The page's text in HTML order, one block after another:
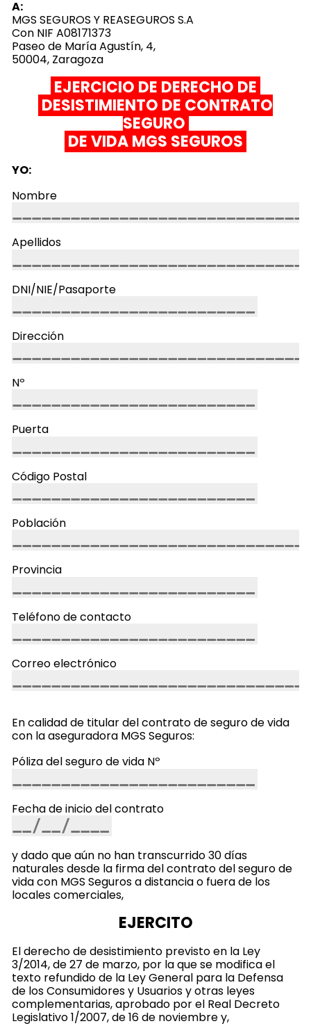
A:
MGS SEGUROS Y REASEGUROS S.A
Con NIF A08171373
Paseo de María Agustín, 4,
50004, Zaragoza
EJERCICIO DE DERECHO DE
DESISTIMIENTO DE CONTRATO
SEGURO
DE VIDA MGS SEGUROS
YO:
Nombre
Apellidos
DNI/NIE/Pasaporte
Dirección
Nº
Puerta
Código Postal
Población
Provincia
Teléfono de contacto
Correo electrónico
En calidad de titular del contrato de seguro de vida
con la aseguradora MGS Seguros:
Póliza del seguro de vida Nº
Fecha de inicio del contrato
y dado que aún no han transcurrido 30 días
naturales desde la firma del contrato del seguro de
vida con MGS Seguros a distancia o fuera de los
locales comerciales,
EJERCITO
El derecho de desistimiento previsto en la Ley
3/2014, de 27 de marzo, por la que se modifica el
texto refundido de la Ley General para la Defensa
de los Consumidores y Usuarios y otras leyes
complementarias, aprobado por el Real Decreto
Legislativo 1/2007, de 16 de noviembre y,